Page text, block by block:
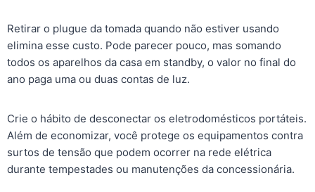
Retirar o plugue da tomada quando não estiver usando
elimina esse custo. Pode parecer pouco, mas somando
todos os aparelhos da casa em standby, o valor no final do
ano paga uma ou duas contas de luz.
Crie o hábito de desconectar os eletrodomésticos portáteis.
Além de economizar, você protege os equipamentos contra
surtos de tensão que podem ocorrer na rede elétrica
durante tempestades ou manutenções da concessionária.